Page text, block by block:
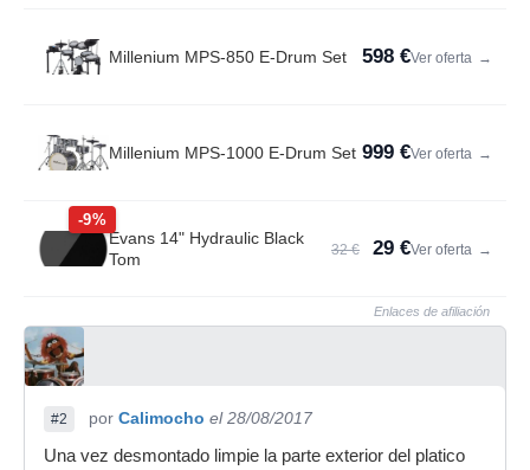
Millenium MPS-850 E-Drum Set 598 €Ver oferta →
Millenium MPS-1000 E-Drum Set 999 €Ver oferta →
-9%
Evans 14" Hydraulic Black
Tom
32 € 29 €Ver oferta →
Enlaces de afiliación
#2 por Calimocho el 28/08/2017
Una vez desmontado limpie la parte exterior del platico